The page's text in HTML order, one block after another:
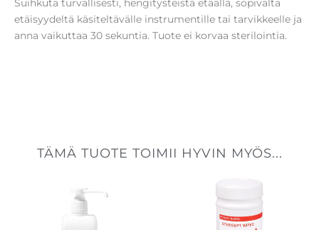
Suihkuta turvallisesti, hengitysteistä etäällä, sopivalta
etäisyydeltä käsiteltävälle instrumentille tai tarvikkeelle ja
anna vaikuttaa 30 sekuntia. Tuote ei korvaa sterilointia.
TÄMÄ TUOTE TOIMII HYVIN MYÖS...